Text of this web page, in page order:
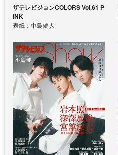
ザテレビジョンCOLORS Vol.61 P
INK
表紙：中島健人